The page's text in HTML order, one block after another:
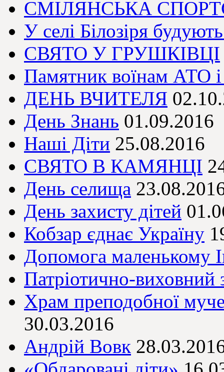
СМІЛЯНСЬКА
У селі Білозіря
СВЯТО У ГРУШКІВЦІ
Памятник воїнам АТО і
ДЕНЬ ВЧИТЕЛЯ
День Знань 01.09.2016
Наші Діти 25.08.2016
СВЯТО В КАМЯНЦІ
День селища
День захисту дітей
Кобзар єднає Україну
Допомога маленькому
Патріотично-виховний
Храм преподобної
30.03.2016
Андрій Вовк